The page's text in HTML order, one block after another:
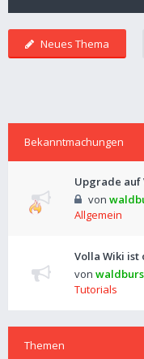
Neues Thema
Bekanntmachungen
Upgrade auf
von
Allgemein
Volla Wiki ist
von
Tutorials
Themen